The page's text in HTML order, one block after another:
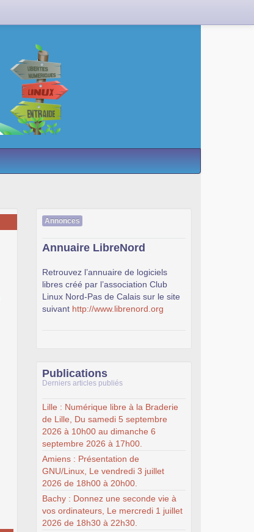
Annonces
Annuaire LibreNord
Retrouvez l’annuaire de logiciels
libres créé par l’association Club
Linux Nord-Pas de Calais sur le site
suivant http://www.librenord.org
Publications
Derniers articles publiés
Lille : Numérique libre à la Braderie
de Lille, Du samedi 5 septembre
2026 à 10h00 au dimanche 6
septembre 2026 à 17h00.
Amiens : Présentation de
GNU/Linux, Le vendredi 3 juillet
2026 de 18h00 à 20h00.
Bachy : Donnez une seconde vie à
vos ordinateurs, Le mercredi 1 juillet
2026 de 18h30 à 22h30.